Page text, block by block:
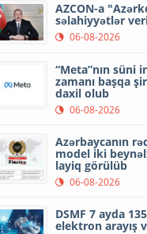
AZCON-a
səlahiyyətlər
06-08-2026
“Meta”nın süni
zamanı başqa
daxil olub
06-08-2026
Azərbaycanın
model iki
layiq görülüb
06-08-2026
DSMF 7 ayda
elektron arayış